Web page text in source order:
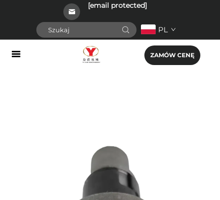
[email protected]
PL
ZAMÓW CENĘ